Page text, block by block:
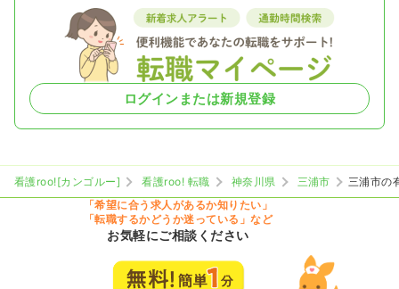
ログインまたは新規登録
看護roo![カンゴルー] 看護roo! 転職 神奈川県 三浦市
三浦市の
「希望に合う求人があるか知りたい」
「転職するかどうか迷っている」など
お気軽にご相談ください